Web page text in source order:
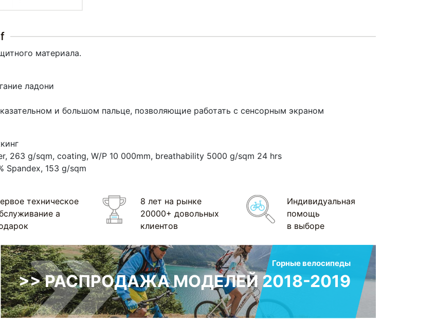
материала.
ладони
и большом пальце, позволяющие работать с сенсорным экраном
263 g/sqm, coating, W/P 10 000mm, breathability 5000 g/sqm 24 hrs
Spandex, 153 g/sqm
техническое
а
8 лет на рынке
20000+ довольных
клиентов
Индивидуальная
помощь
в выборе
Горные велосипеды
>> РАСПРОДАЖА МОДЕЛЕЙ 2018-2019